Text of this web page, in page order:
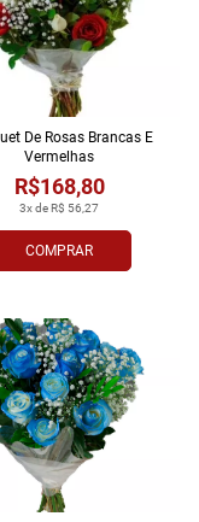
COMPRAR
3x de R$ 56,27
R$168,80
De Rosas Brancas E
Vermelhas